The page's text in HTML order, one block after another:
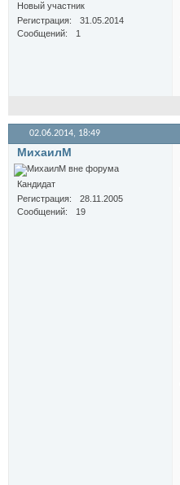
Новый участник
Регистрация
31.05.2014
Сообщений
1
02.06.2014, 18:49
МихаилМ
Кандидат
Регистрация
28.11.2005
Сообщений
19